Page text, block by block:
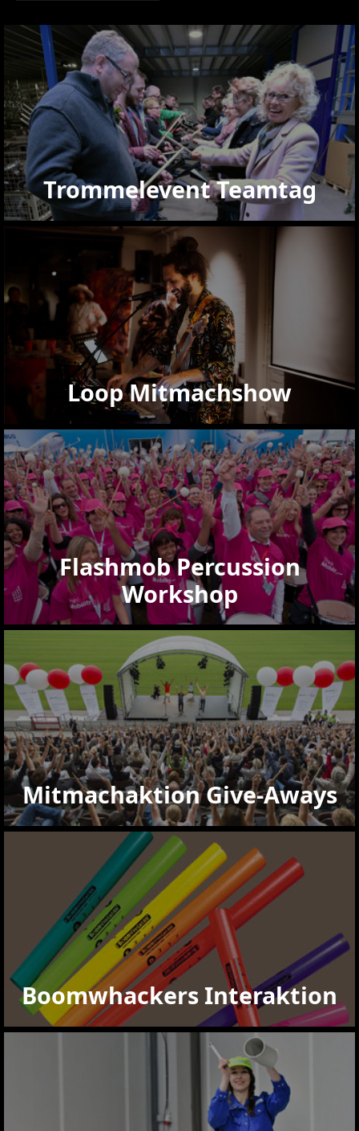
Trommelevent Teamtag
Loop Mitmachshow
Flashmob Percussion
Workshop
Mitmachaktion Give-Aways
Boomwhackers Interaktion